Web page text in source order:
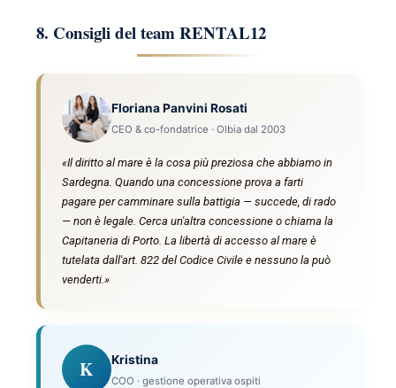
8. Consigli del team RENTAL12
Floriana Panvini Rosati
CEO & co-fondatrice · Olbia dal 2003
«Il diritto al mareè la cosa più preziosa che abbiamo in
Sardegna. Quando una concessione prova a farti
pagare per camminare sulla battigia — succede, di rado
— non è legale. Cerca un'altra concessione o chiama la
Capitaneria di Porto. La libertà di accesso al mare è
tutelata dall'art. 822 del Codice Civile e nessuno la può
venderti.»
K Kristina
COO · gestione operativa ospiti